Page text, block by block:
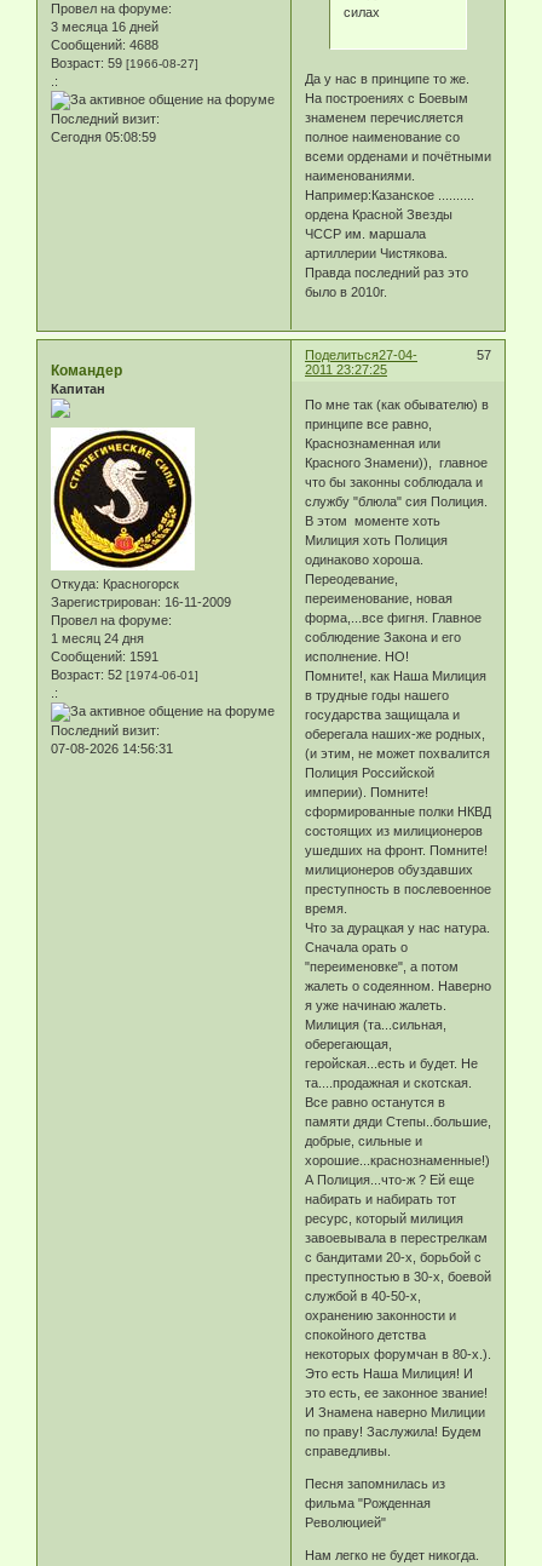
Провел на форуме:
3 месяца 16 дней
Сообщений: 4688
Возраст: 59 [1966-08-27]
.:
Последний визит:
Сегодня 05:08:59
силах
Да у нас в принципе то же.
На построениях с Боевым
знаменем перечисляется
полное наименование со
всеми орденами и почётными
наименованиями.
Например:Казанское ..........
ордена Красной Звезды
ЧССР им. маршала
артиллерии Чистякова.
Правда последний раз это
было в 2010г.
Поделиться 57
27-04-
2011 23:27:25
Командер
Капитан
Откуда: Красногорск
Зарегистрирован: 16-11-2009
Провел на форуме:
1 месяц 24 дня
Сообщений: 1591
Возраст: 52 [1974-06-01]
.:
Последний визит:
07-08-2026 14:56:31
По мне так (как обывателю) в
принципе все равно,
Краснознаменная или
Красного Знамени)), главное
что бы законны соблюдала и
службу "блюла" сия Полиция.
В этом моменте хоть
Милиция хоть Полиция
одинаково хороша.
Переодевание,
переименование, новая
форма,...все фигня. Главное
соблюдение Закона и его
исполнение. НО!
Помните!, как Наша Милиция
в трудные годы нашего
государства защищала и
оберегала наших-же родных,
(и этим, не может похвалится
Полиция Российской
империи). Помните!
сформированные полки НКВД
состоящих из милиционеров
ушедших на фронт. Помните!
милиционеров обуздавших
преступность в послевоенное
время.
Что за дурацкая у нас натура.
Сначала орать о
"переименовке", а потом
жалеть о содеянном. Наверно
я уже начинаю жалеть.
Милиция (та...сильная,
оберегающая,
геройская...есть и будет. Не
та....продажная и скотская.
Все равно останутся в
памяти дяди Степы..большие,
добрые, сильные и
хорошие...краснознаменные!)
А Полиция...что-ж ? Ей еще
набирать и набирать тот
ресурс, который милиция
завоевывала в перестрелкам
с бандитами 20-х, борьбой с
преступностью в 30-х, боевой
службой в 40-50-х,
охранению законности и
спокойного детства
некоторых форумчан в 80-х.).
Это есть Наша Милиция! И
это есть, ее законное звание!
И Знамена наверно Милиции
по праву! Заслужила! Будем
справедливы.
Песня запомнилась из
фильма "Рожденная
Революцией"
Нам легко не будет никогда.